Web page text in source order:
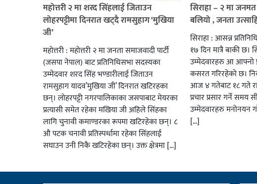
महोत्तरी २ मा शरद सिंहलाई जिताउन
लोहरपट्टीमा दिनरात खट्दै रामसुहाग ‘मुखिया
जी’
महोत्तरी : महोत्तरी २ मा जनता समाजवादी पार्टी
(जसपा नेपाल) बाट प्रतिनिधिसभा सदस्यका
उम्मेदवार शरद सिंह भण्डारीलाई जिताउन
रामसुहाग यादव’मुखिया जी’ दिनरात खटिरहका
छन्। लोहरपट्टी नगरपालिकाका जसपाबाट मेयरका
प्रत्यासी समेत रहेका मखिया जी अहिले सिंहका
लागि चुनावी कमाण्डरका रूपमा खटिरहेका छन्। ८
औ पटक चनावी प्रतिस्पर्धामा रहेका सिंहलाई
सघाउन उनी निकै खटिरहेका छन्। उक्त क्षेत्रमा […]
सिराहा – २ मा
बलियो , जनता
सिराहा : आसन्न
१७ दिन मात्रै बाकी छ।
उम्मेदवारहरु आ आफ्नो
कसरत गरिरहेको छ।
आज ४ गतेबाट १८ गते
प्रचार प्रसार गर्ने समय
उम्मेदवारहरु मनोनयन
[…]